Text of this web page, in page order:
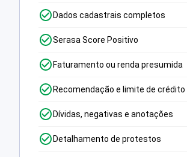
Dados cadastrais completos
Serasa Score Positivo
Faturamento ou renda presumida
Recomendação e limite de crédito
Dívidas, negativas e anotações
Detalhamento de protestos